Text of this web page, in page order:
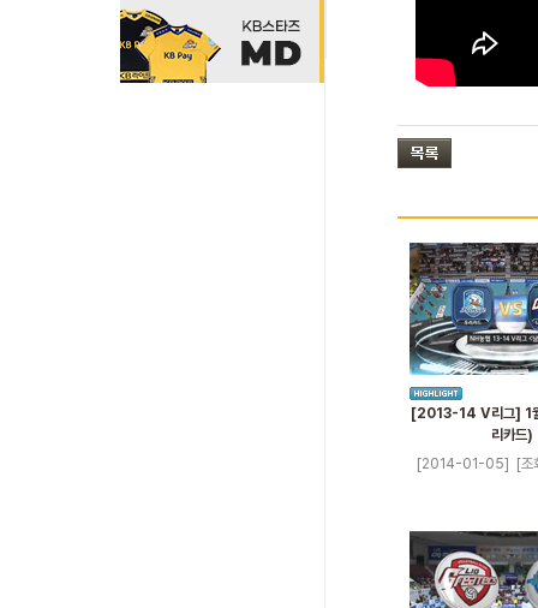
[2013-14 V리그] 1
리카드)
[2014-01-05]
[